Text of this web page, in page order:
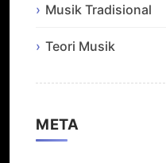
Musik Tradisional
Teori Musik
META